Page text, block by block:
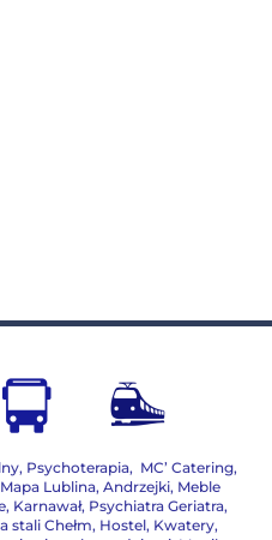
, Psychoterapia, MC’ Catering,
Mapa Lublina, Andrzejki, Meble
, Karnawał, Psychiatra Geriatra,
stali Chełm, Hostel, Kwatery,